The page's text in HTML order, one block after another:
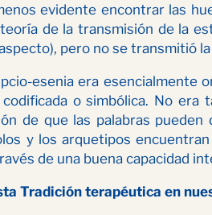
evidente encontrar las
de la transmisión de la
pero no se transmitió
esenia era
o simbólica. No
de que las palabras
y los arquetipos
de una buena capacidad
Tradición terapéutica en